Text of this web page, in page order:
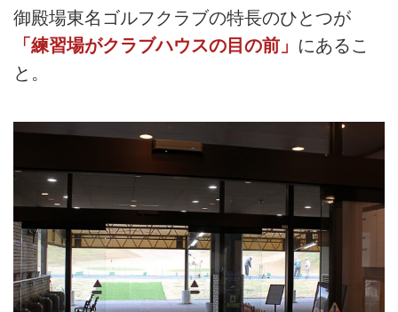
御殿場東名ゴルフクラブの特長のひとつが
「練習場がクラブハウスの目の前」 にあるこ
と。